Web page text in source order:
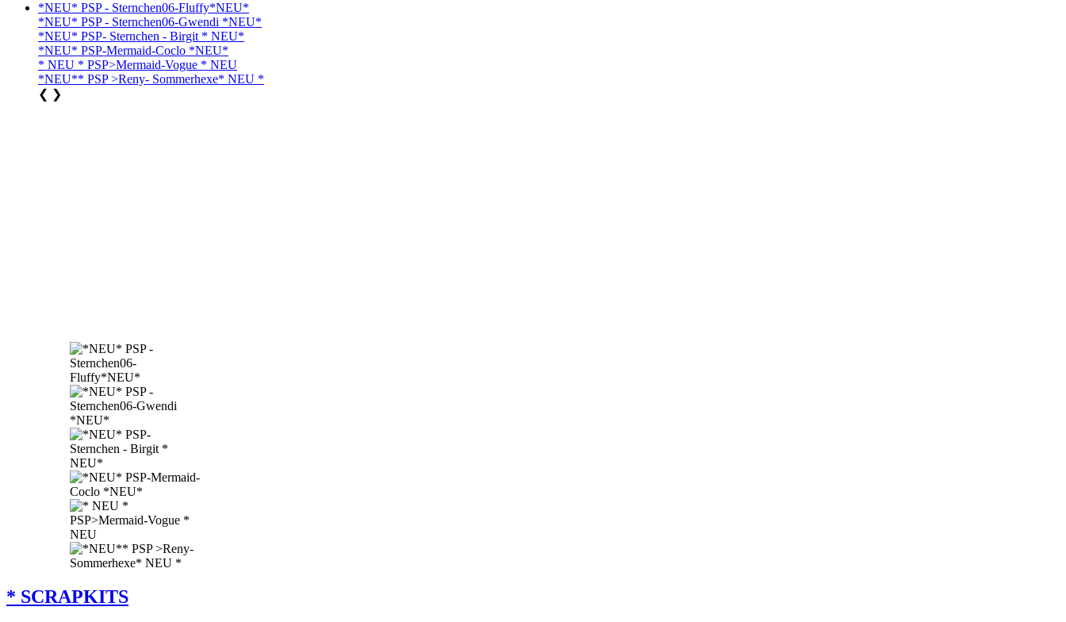
*NEU* PSP - Sternchen06-Fluffy*NEU*
*NEU* PSP - Sternchen06-Gwendi *NEU*
*NEU* PSP- Sternchen - Birgit * NEU*
*NEU* PSP-Mermaid-Coclo *NEU*
* NEU * PSP>Mermaid-Vogue * NEU
*NEU** PSP >Reny- Sommerhexe* NEU *
❮ ❯
* SCRAPKITS